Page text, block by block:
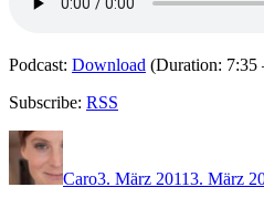
Podcast: Download (Duration:
Subscribe: RSS
Autor
Caro3. März 20113. März